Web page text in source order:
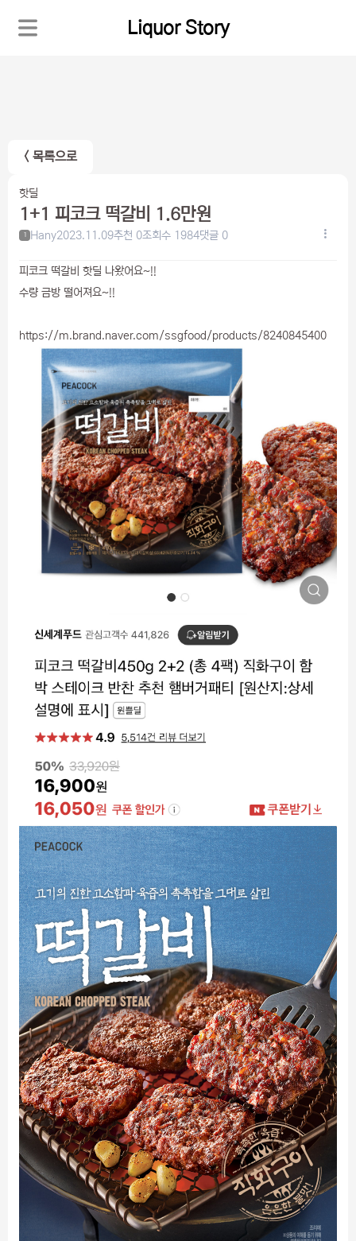
Liquor Story
< 목록으로
핫딜
1+1 피코크 떡갈비 1.6만원
1 Hany2023.11.09추천 0조회수 1984댓글 0
피코크 떡갈비 핫딜 나왔어요~!!
수량 금방 떨어져요~!!
https://m.brand.naver.com/ssgfood/products/8240845400